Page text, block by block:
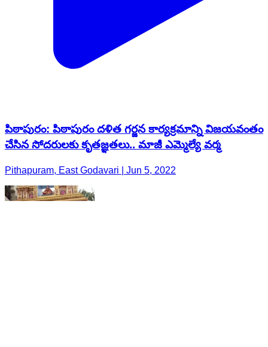
పిఠాపురం: పిఠాపురం దళిత గర్జన కార్యక్రమాన్ని విజయవంతం
చేసిన సోదరులకు కృతజ్ఞతలు.. మాజీ ఎమ్మెల్యే వర్మ
Pithapuram, East Godavari | Jun 5, 2022